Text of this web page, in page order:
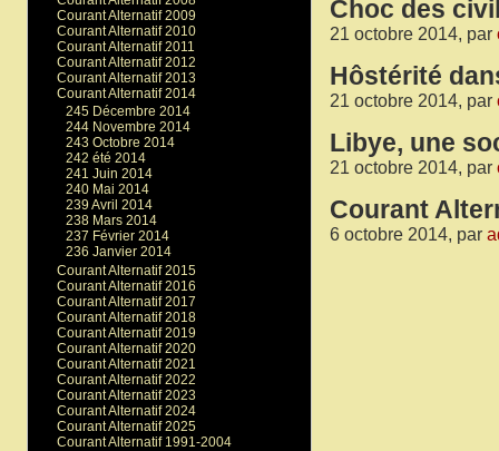
Choc des
21 octobre 2014, par
Hôstérité
21 octobre 2014, par
Libye, une
21 octobre 2014, par
Courant
6 octobre 2014, par
Courant Alternatif 2009
Courant Alternatif 2010
Courant Alternatif 2011
Courant Alternatif 2012
Courant Alternatif 2013
Courant Alternatif 2014
245 Décembre 2014
244 Novembre 2014
243 Octobre 2014
242 été 2014
241 Juin 2014
240 Mai 2014
239 Avril 2014
238 Mars 2014
237 Février 2014
236 Janvier 2014
Courant Alternatif 2015
Courant Alternatif 2016
Courant Alternatif 2017
Courant Alternatif 2018
Courant Alternatif 2019
Courant Alternatif 2020
Courant Alternatif 2021
Courant Alternatif 2022
Courant Alternatif 2023
Courant Alternatif 2024
Courant Alternatif 2025
Courant Alternatif 1991-2004